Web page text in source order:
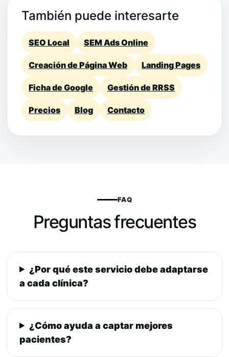
También puede interesarte
SEO Local SEM Ads Online
Creación de Página Web Landing Pages
Ficha de Google Gestión de RRSS
Precios Blog Contacto
FAQ
Preguntas frecuentes
¿Por qué este servicio debe adaptarse
a cada clínica?
¿Cómo ayuda a captar mejores
pacientes?